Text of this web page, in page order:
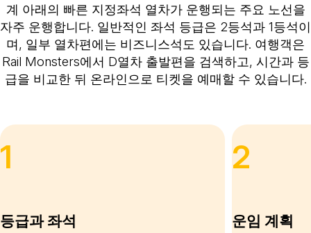
계 아래의 빠른 지정좌석 열차가 운행되는 주요 노선을
자주 운행합니다. 일반적인 좌석 등급은 2등석과 1등석이
며, 일부 열차편에는 비즈니스석도 있습니다. 여행객은
Rail Monsters에서 D열차 출발편을 검색하고, 시간과 등
급을 비교한 뒤 온라인으로 티켓을 예매할 수 있습니다.
1
등급과 좌석
2
운임 계획